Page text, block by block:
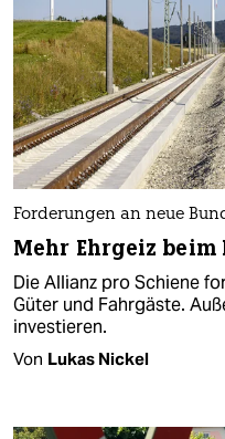
Forderungen an neue
Mehr Ehrgeiz beim
Die Allianz pro Schiene
Güter und Fahrgäste.
investieren.
Von Lukas Nickel